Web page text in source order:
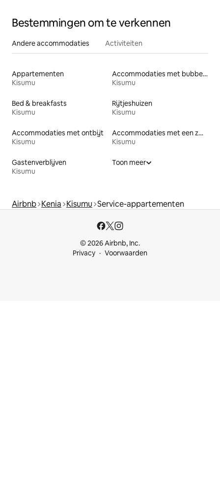
Bestemmingen om te verkennen
Andere accommodaties Activiteiten
Appartementen
Kisumu
Accommodaties met bubbelbad
Kisumu
Bed & breakfasts
Kisumu
Rijtjeshuizen
Kisumu
Accommodaties met ontbijt
Kisumu
Accommodaties met een zwembad
Kisumu
Gastenverblijven
Kisumu
Toon meer
Airbnb Kenia Kisumu Service-appartementen
© 2026 Airbnb, Inc.
Privacy
Voorwaarden